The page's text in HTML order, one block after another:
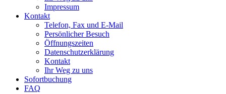
Impressum
Kontakt
Telefon, Fax und E-Mail
Persönlicher Besuch
Öffnungszeiten
Datenschutzerklärung
Kontakt
Ihr Weg zu uns
Sofortbuchung
FAQ